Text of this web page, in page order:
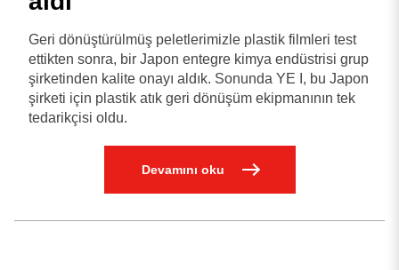
Geri dönüştürülmüş peletlerimizle plastik filmleri test
ettikten sonra, bir Japon entegre kimya endüstrisi grup
şirketinden kalite onayı aldık. Sonunda YE I, bu Japon
şirketi için plastik atık geri dönüşüm ekipmanının tek
tedarikçisi oldu.
Devamını oku